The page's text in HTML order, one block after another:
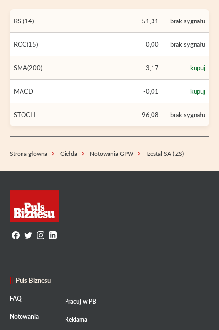
RSI(14) 51,31 brak sygnału
ROC(15) 0,00 brak sygnału
SMA(200) 3,17 kupuj
MACD -0,01 kupuj
STOCH 96,08 brak sygnału
Strona główna Giełda Notowania GPW Izostal SA (IZS)
Puls Biznesu
FAQ
Notowania
Pracuj w PB
Reklama